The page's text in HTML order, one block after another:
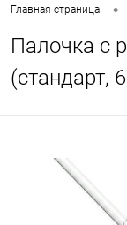
Главная страница •
Палочка с
(стандарт,